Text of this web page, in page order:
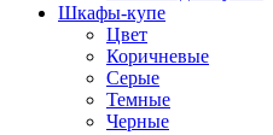
Шкафы-купе
Цвет
Коричневые
Серые
Темные
Черные